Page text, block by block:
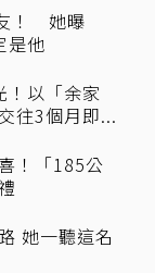
！ 她曝
是他
！以「余家
往3個月即...
！「185公
她一聽這名